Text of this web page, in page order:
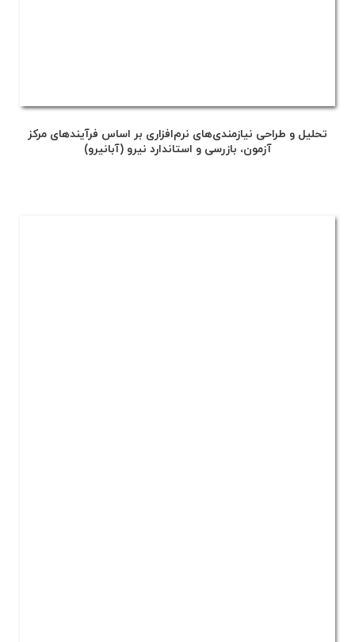
تحلیل و طراحی نیازمندی‌های نرم‌افزاری بر اساس فرآیندهای مرکز
آزمون، بازرسی و استاندارد نیرو (آبانیرو)